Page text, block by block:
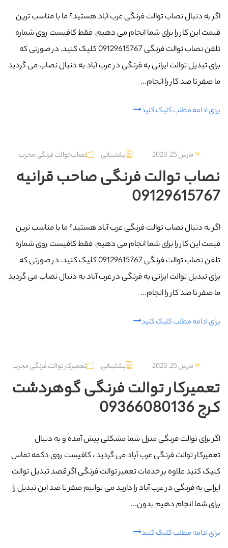
اگر به دنبال نصاب توالت فرنگی عرب‌ آباد هستید؟ ما با مناسب ترین
قیمت این کار را برای شما انجام می دهیم. فقط کافیست روی شماره
تلفن نصاب توالت فرنگی 09129615767 کلیک کنید. در صورتی که
برای تبدیل توالت ایرانی به فرنگی در عرب‌ آباد به دنبال نصاب می گردید
ما صفر تا صد کار را انجام...
برای ادامه مطلب کلیک کنید
مارس 25, 2023 پشتیبانی نصاب توالت فرنگی مجرب
نصاب توالت فرنگی صاحب‌ قرانیه
09129615767
اگر به دنبال نصاب توالت فرنگی عرب‌ آباد هستید؟ ما با مناسب ترین
قیمت این کار را برای شما انجام می دهیم. فقط کافیست روی شماره
تلفن نصاب توالت فرنگی 09129615767 کلیک کنید. در صورتی که
برای تبدیل توالت ایرانی به فرنگی در عرب‌ آباد به دنبال نصاب می گردید
ما صفر تا صد کار را انجام...
برای ادامه مطلب کلیک کنید
مارس 25, 2023 پشتیبانی تعمیرکار توالت فرنگی مجرب
تعمیرکار توالت فرنگی گوهردشت
کرج 09366080136
اگر برای توالت فرنگی منزل شما مشکلی پیش آمده و به دنبال
تعمیرکار توالت فرنگی عرب‌ آباد می گردید ، کافیست روی دکمه تماس
کلیک کنید علاوه بر خدمات تعمیر توالت فرنگی اگر قصد تبدیل توالت
ایرانی به فرنگی در عرب‌ آباد را دارید می توانیم صفر تا صد این تبدیل را
برای شما انجام دهیم بدون...
برای ادامه مطلب کلیک کنید